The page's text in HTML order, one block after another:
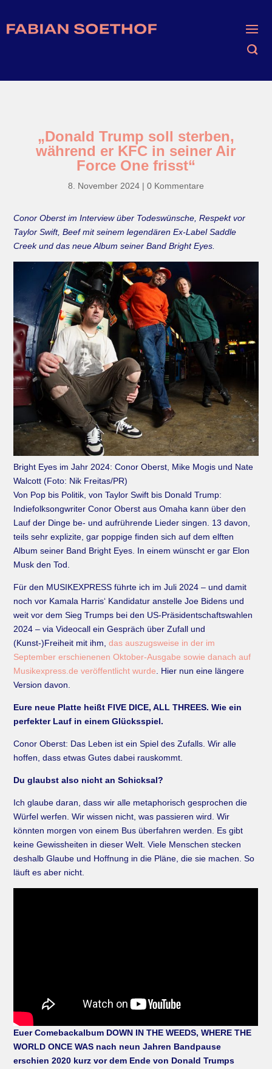
„Donald Trump soll sterben,
während er KFC in seiner Air
Force One frisst“
8. November 2024| 0 Kommentare
Conor Oberst im Interview über Todeswünsche, Respekt vor
Taylor Swift, Beef mit seinem legendären Ex-Label Saddle
Creek und das neue Album seiner Band Bright Eyes.
Bright Eyes im Jahr 2024: Conor Oberst, Mike Mogis und Nate
Walcott (Foto: Nik Freitas/PR)
Von Pop bis Politik, von Taylor Swift bis Donald Trump:
Indiefolksongwriter Conor Oberst aus Omaha kann über den
Lauf der Dinge be- und aufrührende Lieder singen. 13 davon,
teils sehr explizite, gar poppige finden sich auf dem elften
Album seiner Band Bright Eyes. In einem wünscht er gar Elon
Musk den Tod.
Für den MUSIKEXPRESS führte ich im Juli 2024 – und damit
noch vor Kamala Harris‘ Kandidatur anstelle Joe Bidens und
weit vor dem Sieg Trumps bei den US-Präsidentschaftswahlen
2024 – via Videocall ein Gespräch über Zufall und
(Kunst-)Freiheit mit ihm,das auszugsweise in der im
September erschienenen Oktober-Ausgabe sowie danach auf
Musikexpress.de veröffentlicht wurde. Hier nun eine längere
Version davon.
Eure neue Platte heißt FIVE DICE, ALL THREES. Wie ein
perfekter Lauf in einem Glücksspiel.
Conor Oberst: Das Leben ist ein Spiel des Zufalls. Wir alle
hoffen, dass etwas Gutes dabei rauskommt.
Du glaubst also nicht an Schicksal?
Ich glaube daran, dass wir alle metaphorisch gesprochen die
Würfel werfen. Wir wissen nicht, was passieren wird. Wir
könnten morgen von einem Bus überfahren werden. Es gibt
keine Gewissheiten in dieser Welt. Viele Menschen stecken
deshalb Glaube und Hoffnung in die Pläne, die sie machen. So
läuft es aber nicht.
Euer Comebackalbum DOWN IN THE WEEDS, WHERE THE
WORLD ONCE WAS nach neun Jahren Bandpause
erschien 2020 kurz vor dem Ende von Donald Trumps